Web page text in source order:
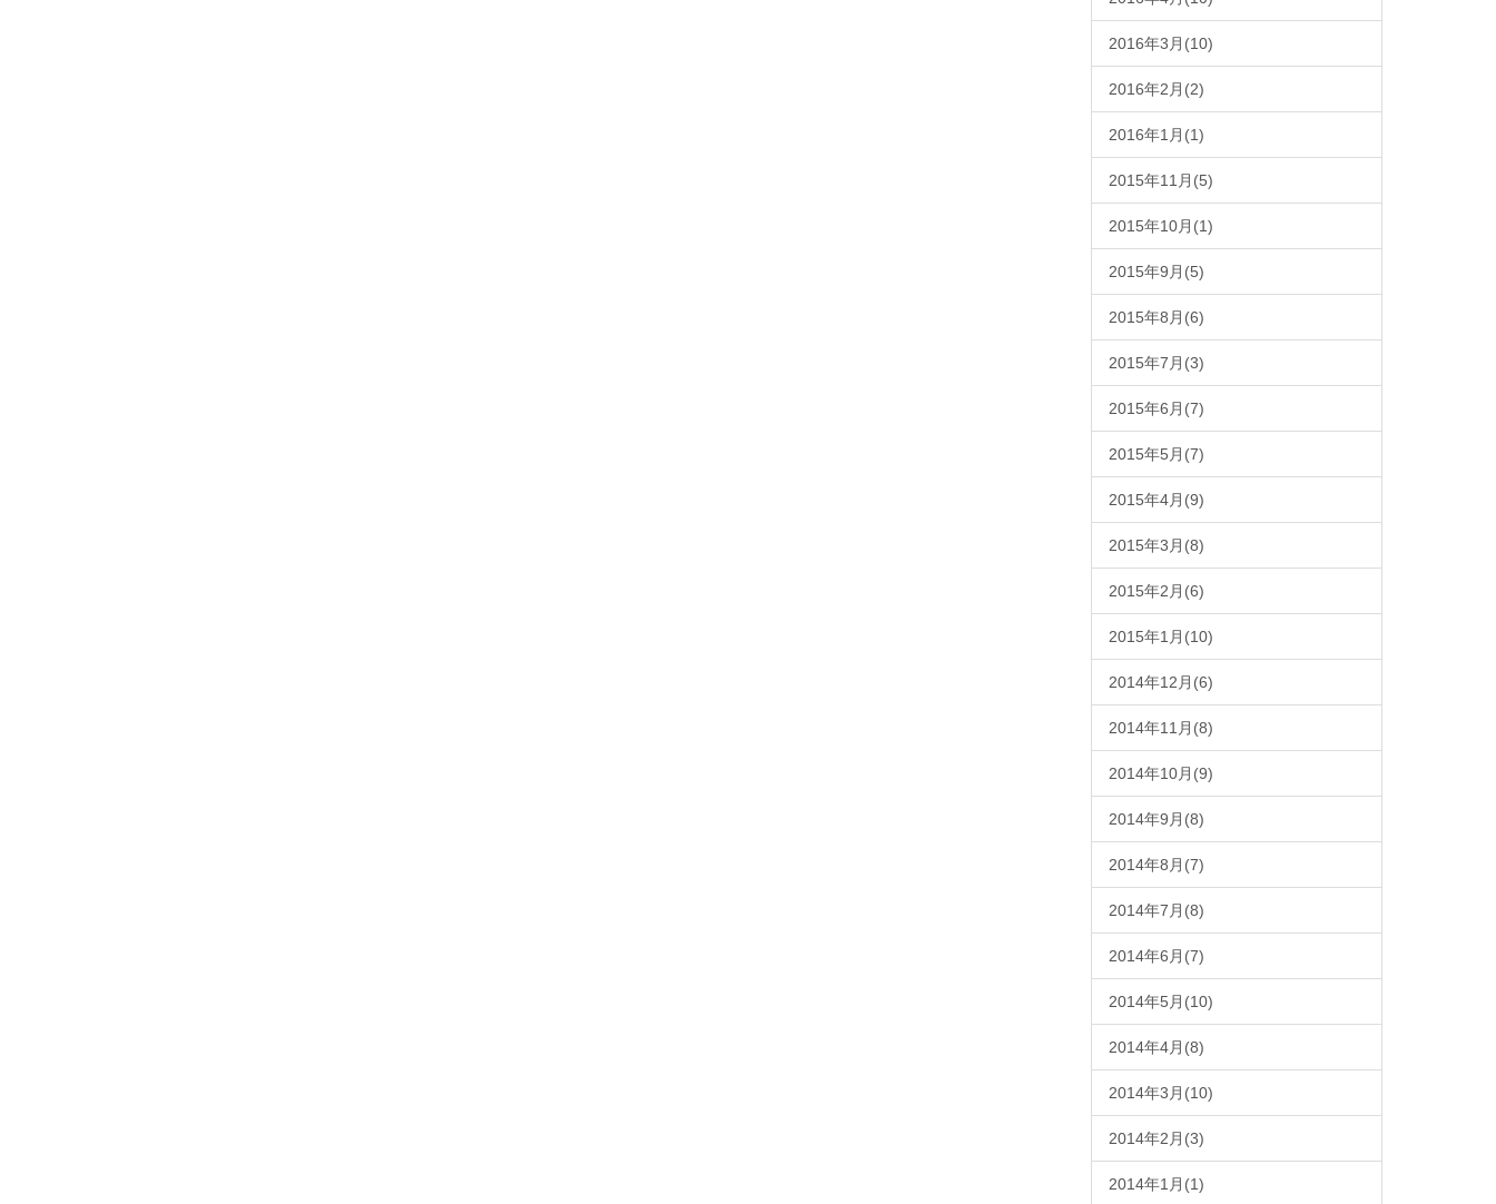
2016年3月(10)
2016年2月(2)
2016年1月(1)
2015年11月(5)
2015年10月(1)
2015年9月(5)
2015年8月(6)
2015年7月(3)
2015年6月(7)
2015年5月(7)
2015年4月(9)
2015年3月(8)
2015年2月(6)
2015年1月(10)
2014年12月(6)
2014年11月(8)
2014年10月(9)
2014年9月(8)
2014年8月(7)
2014年7月(8)
2014年6月(7)
2014年5月(10)
2014年4月(8)
2014年3月(10)
2014年2月(3)
2014年1月(1)